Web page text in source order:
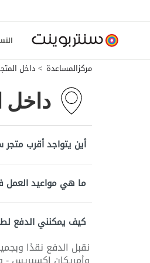
مركزالمساعدة داخل
داخل
أين يتواجد أقرب متجر
ما هي مواعيد العمل
كيف يمكنني الدفع
نقبل الدفع نقدًا